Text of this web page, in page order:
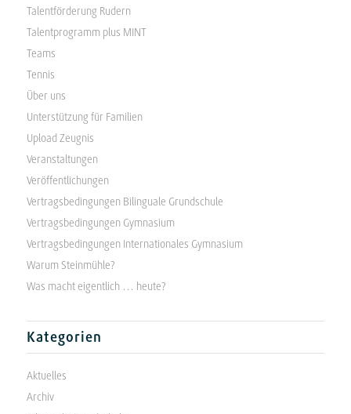
Talentförderung Rudern
Talentprogramm plus MINT
Teams
Tennis
Über uns
Unterstützung für Familien
Upload Zeugnis
Veranstaltungen
Veröffentlichungen
Vertragsbedingungen Bilinguale Grundschule
Vertragsbedingungen Gymnasium
Vertragsbedingungen Internationales Gymnasium
Warum Steinmühle?
Was macht eigentlich … heute?
Kategorien
Aktuelles
Archiv